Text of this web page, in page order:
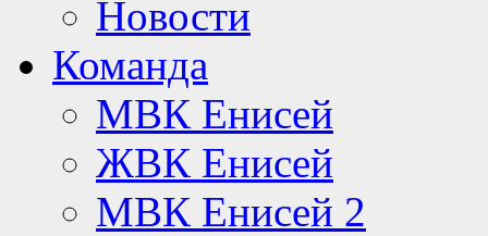
Новости
Команда
МВК Енисей
ЖВК Енисей
МВК Енисей 2